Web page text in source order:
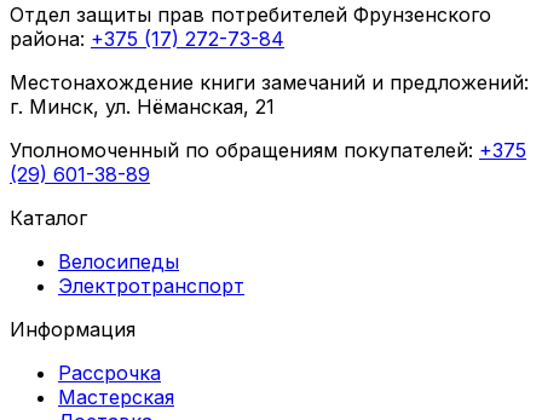
Отдел защиты прав потребителей Фрунзенского
района: +375 (17) 272-73-84
Местонахождение книги замечаний и предложений:
г. Минск, ул. Нёманская, 21
Уполномоченный по обращениям покупателей: +375
(29) 601-38-89
Каталог
Велосипеды
Электротранспорт
Информация
Рассрочка
Мастерская